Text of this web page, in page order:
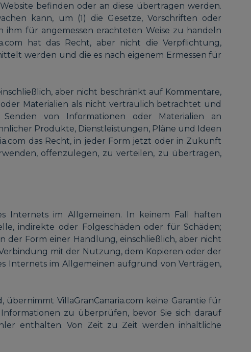
befinden oder an diese übertragen werden.
kann, um (1) die Gesetze, Vorschriften oder
für angemessen erachteten Weise zu handeln
hat das Recht, aber nicht die Verpflichtung,
werden und die es nach eigenem Ermessen für
aber nicht beschränkt auf Kommentare,
Materialien als nicht vertraulich betrachtet und
von Informationen oder Materialien an
Produkte, Dienstleistungen, Pläne und Ideen
das Recht, in jeder Form jetzt oder in Zukunft
offenzulegen, zu verteilen, zu übertragen,
Internets im Allgemeinen. In keinem Fall haften
indirekte oder Folgeschäden oder für Schäden;
der Form einer Handlung, einschließlich, aber nicht
mit der Nutzung, dem Kopieren oder der
Internets im Allgemeinen aufgrund von Verträgen,
VillaGranCanaria.com keine Garantie für
zu überprüfen, bevor Sie sich darauf
enthalten. Von Zeit zu Zeit werden inhaltliche